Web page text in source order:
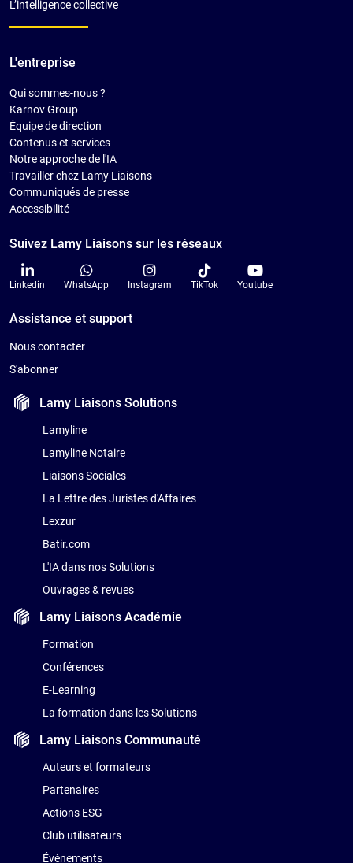
L’intelligence collective
L'entreprise
Qui sommes-nous ?
Karnov Group
Équipe de direction
Contenus et services
Notre approche de l'IA
Travailler chez Lamy Liaisons
Communiqués de presse
Accessibilité
Suivez Lamy Liaisons sur les réseaux
Linkedin WhatsApp Instagram TikTok Youtube
Assistance et support
Nous contacter
S'abonner
Lamy LiaisonsSolutions
Lamyline
Lamyline Notaire
Liaisons Sociales
La Lettre des Juristes d'Affaires
Lexzur
Batir.com
L'IA dans nos Solutions
Ouvrages & revues
Lamy LiaisonsAcadémie
Formation
Conférences
E-Learning
La formation dans les Solutions
Lamy LiaisonsCommunauté
Auteurs et formateurs
Partenaires
Actions ESG
Club utilisateurs
Évènements